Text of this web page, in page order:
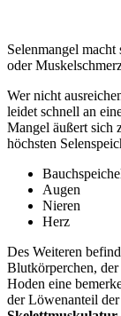
Selenmangel
oder
Wer nicht
leidet schnell an
Mangel äußert sich
höchsten
Augen
Nieren
Herz
Des Weiteren
Blutkörperchen,
Hoden eine
der Löwenanteil der